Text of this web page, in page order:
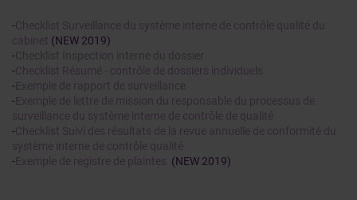
-Checklist Surveillance du système interne de contrôle qualité du
cabinet (NEW 2019)
-Checklist Inspection interne du dossier
-Checklist Résumé - contrôle de dossiers individuels
-Exemple de rapport de surveillance
-Exemple de lettre de mission du responsable du processus de
surveillance du système interne de contrôle de qualité
-Checklist Suivi des résultats de la revue annuelle de conformité du
système interne de contrôle qualité
-Exemple de registre de plaintes (NEW 2019)